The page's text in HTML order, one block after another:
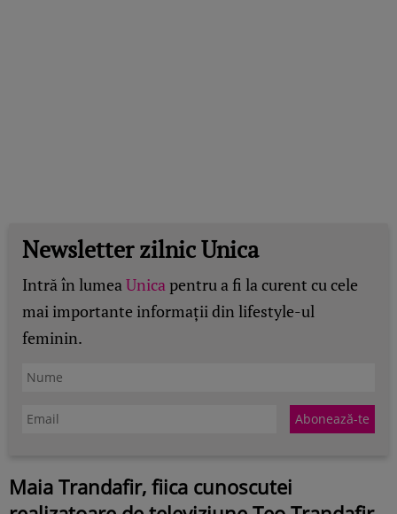
Newsletter zilnic Unica
Intră în lumeaUnicapentru a fi la curent cu cele
mai importante informații din lifestyle-ul
feminin.
Maia Trandafir, fiica cunoscutei